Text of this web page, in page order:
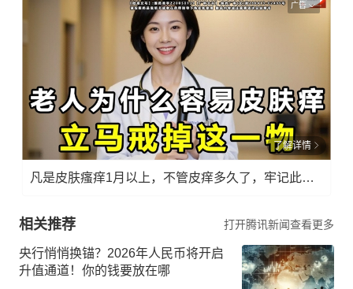
广告
了解详情
凡是皮肤瘙痒1月以上，不管皮痒多久了，牢记此法，快！准！狠！
相关推荐 打开腾讯新闻查看更多
央行悄悄换锚？2026年人民币将开启
升值通道！你的钱要放在哪